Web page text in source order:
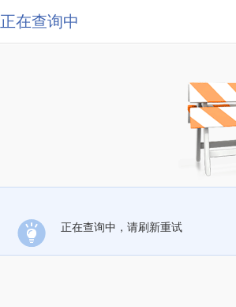
正在查询中
正在查询中，请刷新重试